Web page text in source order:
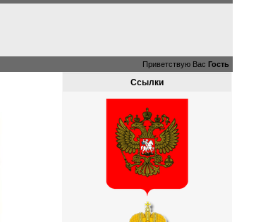
Приветствую Вас Гость
Ссылки